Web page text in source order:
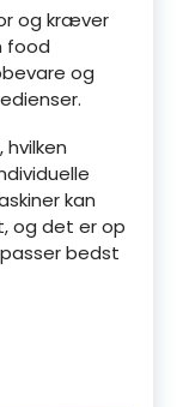
og kræver
food
og
kan
og det er op
bedst